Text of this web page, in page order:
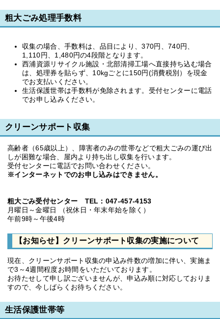
粗大ごみ処理手数料
収集の場合、手数料は、品目により、370円、740円、
1,110円、1,480円の4段階となります。
西浦資源リサイクル施設・北部清掃工場へ直接持ち込む場合
は、処理券を貼らず、10kgごとに150円(消費税別）を現金
でお支払いください。
生活保護世帯は手数料が免除されます。受付センターに電話
でお申し込みください。
クリーンサポート収集
高齢者（65歳以上）、障害者のみの世帯などで粗大ごみの運び出
しが困難な場合、屋内より持ち出し収集を行います。
受付センターに電話でお問い合わせください。
※インターネットでのお申し込みはできません。
粗大ごみ受付センター TEL：047-457-4153
月曜日～金曜日 （祝休日・年末年始を除く）
午前9時～午後4時
【お知らせ】クリーンサポート収集の実施について
現在、クリーンサポート収集の申込み件数の増加に伴い、実施ま
で3～4週間程度お時間をいただいております。
お待たせして申し訳ございませんが、申込み順に対応しておりま
すので、今しばらくお待ちください。
生活保護世帯等